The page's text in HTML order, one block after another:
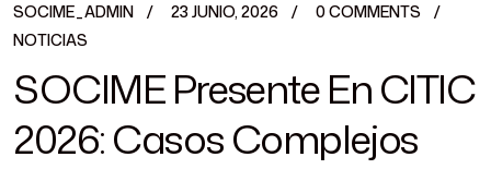
SOCIME_ADMIN 23 JUNIO, 2026
0 COMMENTS
NOTICIAS
SOCIME Presente En CITIC
2026: Casos Complejos